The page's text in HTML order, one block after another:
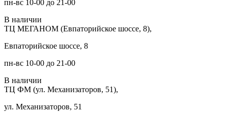
пн-вс 10-00 до 21-00
В наличии
ТЦ МЕГАНОМ (Евпаторийское шоссе, 8),
Евпаторийское шоссе, 8
пн-вс 10-00 до 21-00
В наличии
ТЦ ФМ (ул. Механизаторов, 51),
ул. Механизаторов, 51